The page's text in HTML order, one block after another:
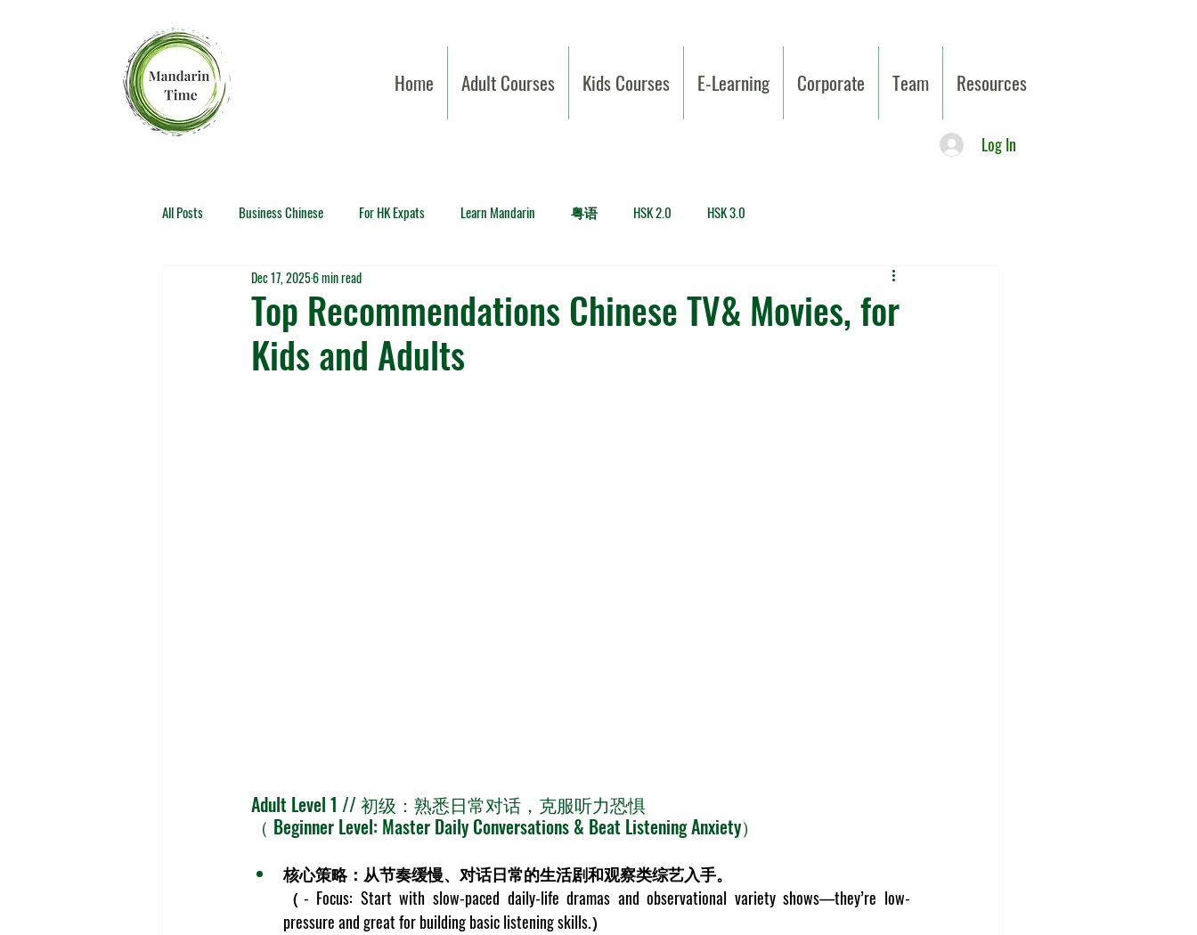
Home Adult Courses Kids Courses E-Learning Corporate Team Resources
Log In
All Posts Business Chinese For HK Expats Learn Mandarin 粤语 HSK 2.0 HSK 3.0
Top Recommendations Chinese TV& Movies, for
Kids and Adults
Dec 17, 20256 min read
Adult Level 1 // 初级：熟悉日常对话，克服听力恐惧
（ Beginner Level: Master Daily Conversations & Beat Listening Anxiety）
核心策略：从节奏缓慢、对话日常的生活剧和观察类综艺入手。
（- Focus: Start with slow-paced daily-life dramas and observational variety shows—they’re low-
pressure and great for building basic listening skills.）